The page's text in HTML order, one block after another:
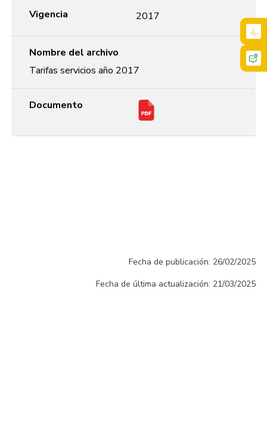
Vigencia 2017
Nombre del archivo
Tarifas servicios año 2017
Documento
Fecha de publicación: 26/02/2025
Fecha de última actualización: 21/03/2025